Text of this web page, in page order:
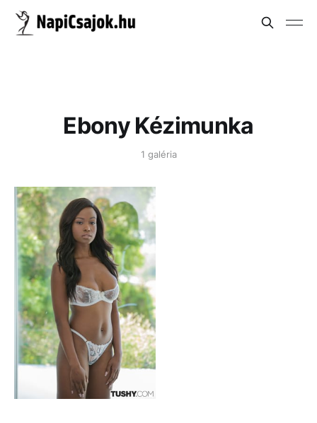
Ebony Kézimunka
1 galéria